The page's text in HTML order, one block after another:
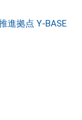
進拠点 Y-BASE